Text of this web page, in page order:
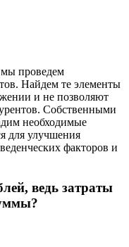
мы проведем
Найдем те элементы
и не позволяют
Собственными
необходимые
для улучшения
факторов и
ведь затраты